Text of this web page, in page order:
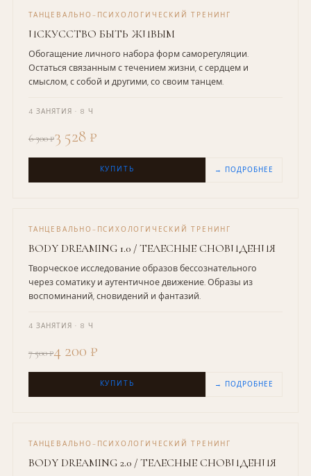
ТАНЦЕВАЛЬНО-ПСИХОЛОГИЧЕСКИЙ ТРЕНИНГ
ИСКУССТВО БЫТЬ ЖИВЫМ
Обогащение личного набора форм саморегуляции.
Остаться связанным с течением жизни, с сердцем и
смыслом, с собой и другими, со своим танцем.
4 ЗАНЯТИЯ · 8 Ч
6 300 ₽3 528 ₽
КУПИТЬ → ПОДРОБНЕЕ
ТАНЦЕВАЛЬНО-ПСИХОЛОГИЧЕСКИЙ ТРЕНИНГ
BODY DREAMING 1.0 / ТЕЛЕСНЫЕ СНОВИДЕНИЯ
Творческое исследование образов бессознательного
через соматику и аутентичное движение. Образы из
воспоминаний, сновидений и фантазий.
4 ЗАНЯТИЯ · 8 Ч
7 500 ₽4 200 ₽
КУПИТЬ → ПОДРОБНЕЕ
ТАНЦЕВАЛЬНО-ПСИХОЛОГИЧЕСКИЙ ТРЕНИНГ
BODY DREAMING 2.0 / ТЕЛЕСНЫЕ СНОВИДЕНИЯ